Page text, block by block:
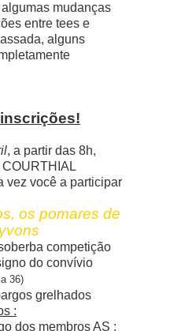
mudanças
entre tees e
alguns
, a partir das 8h,
vez você a participar
os pomares de
competição
do convívio
36)
grelhados
:
dos membros AS :